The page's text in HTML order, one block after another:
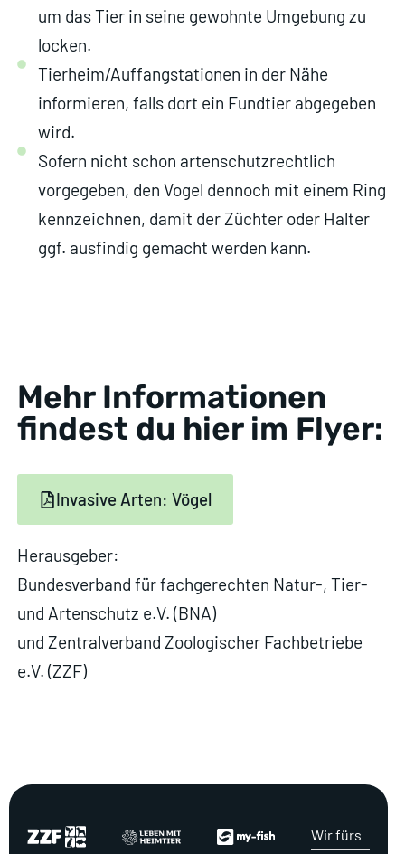
um das Tier in seine gewohnte Umgebung zu
locken.
Tierheim/Auffangstationen in der Nähe
informieren, falls dort ein Fundtier abgegeben
wird.
Sofern nicht schon artenschutzrechtlich
vorgegeben, den Vogel dennoch mit einem Ring
kennzeichnen, damit der Züchter oder Halter
ggf. ausfindig gemacht werden kann.
Mehr Informationen
findest du hier im Flyer:
Invasive Arten: Vögel
Herausgeber:
Bundesverband für fachgerechten Natur-, Tier-
und Artenschutz e.V. (BNA)
und Zentralverband Zoologischer Fachbetriebe
e.V. (ZZF)
Wir fürs